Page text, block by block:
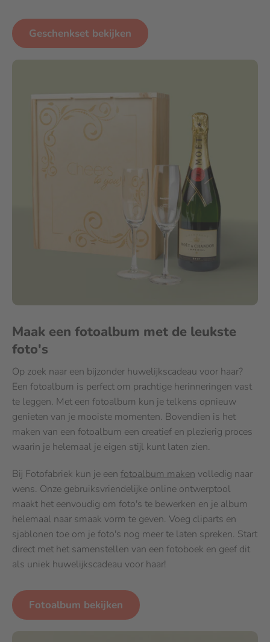
Geschenkset bekijken
Maak een fotoalbum met de leukste
foto's
Op zoek naar een bijzonder huwelijkscadeau voor haar?
Een fotoalbum is perfect om prachtige herinneringen vast
te leggen. Met een fotoalbum kun je telkens opnieuw
genieten van je mooiste momenten. Bovendien is het
maken van een fotoalbum een creatief en plezierig proces
waarin je helemaal je eigen stijl kunt laten zien.
Bij Fotofabriek kun je een fotoalbum maken volledig naar
wens. Onze gebruiksvriendelijke online ontwerptool
maakt het eenvoudig om foto's te bewerken en je album
helemaal naar smaak vorm te geven. Voeg cliparts en
sjablonen toe om je foto's nog meer te laten spreken. Start
direct met het samenstellen van een fotoboek en geef dit
als uniek huwelijkscadeau voor haar!
Fotoalbum bekijken